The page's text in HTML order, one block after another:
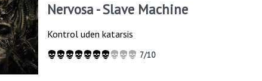
Nervosa - Slave Machine
Kontrol uden katarsis
7/10